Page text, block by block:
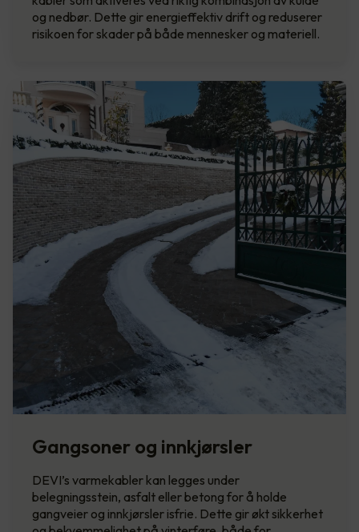
og nedbør. Dette gir energieffektiv drift og reduserer
risikoen for skader på både mennesker og materiell.
Gangsoner og innkjørsler
DEVI’s varmekabler kan legges under
belegningsstein, asfalt eller betong for å holde
gangveier og innkjørsler isfrie. Dette gir økt sikkerhet